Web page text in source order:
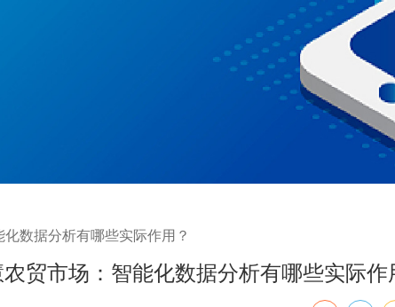
数据分析有哪些实际作用？
贸市场：智能化数据分析有哪些实际作